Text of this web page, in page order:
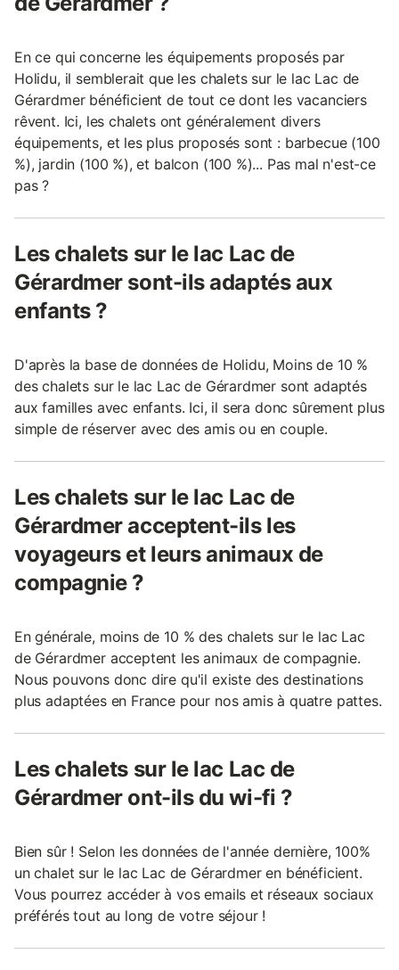
En ce qui concerne les équipements proposés par
Holidu, il semblerait que les chalets sur le lac Lac de
Gérardmer bénéficient de tout ce dont les vacanciers
rêvent. Ici, les chalets ont généralement divers
équipements, et les plus proposés sont : barbecue (100
%), jardin (100 %), et balcon (100 %)... Pas mal n'est-ce
pas ?
Les chalets sur le lac Lac de
Gérardmer sont-ils adaptés aux
enfants ?
D'après la base de données de Holidu, Moins de 10 %
des chalets sur le lac Lac de Gérardmer sont adaptés
aux familles avec enfants. Ici, il sera donc sûrement plus
simple de réserver avec des amis ou en couple.
Les chalets sur le lac Lac de
Gérardmer acceptent-ils les
voyageurs et leurs animaux de
compagnie ?
En générale, moins de 10 % des chalets sur le lac Lac
de Gérardmer acceptent les animaux de compagnie.
Nous pouvons donc dire qu'il existe des destinations
plus adaptées en France pour nos amis à quatre pattes.
Les chalets sur le lac Lac de
Gérardmer ont-ils du wi-fi ?
Bien sûr ! Selon les données de l'année dernière, 100%
un chalet sur le lac Lac de Gérardmer en bénéficient.
Vous pourrez accéder à vos emails et réseaux sociaux
préférés tout au long de votre séjour !